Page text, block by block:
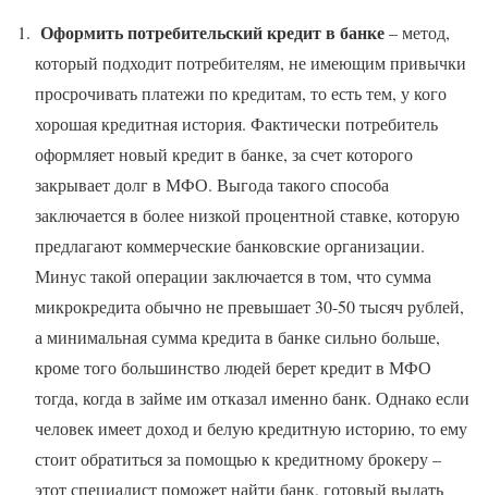
Оформить потребительский кредит в банке– метод,
который подходит потребителям, не имеющим привычки
просрочивать платежи по кредитам, то есть тем, у кого
хорошая кредитная история. Фактически потребитель
оформляет новый кредит в банке, за счет которого
закрывает долг в МФО. Выгода такого способа
заключается в более низкой процентной ставке, которую
предлагают коммерческие банковские организации.
Минус такой операции заключается в том, что сумма
микрокредита обычно не превышает 30-50 тысяч рублей,
а минимальная сумма кредита в банке сильно больше,
кроме того большинство людей берет кредит в МФО
тогда, когда в займе им отказал именно банк. Однако если
человек имеет доход и белую кредитную историю, то ему
стоит обратиться за помощью к кредитному брокеру –
этот специалист поможет найти банк, готовый выдать